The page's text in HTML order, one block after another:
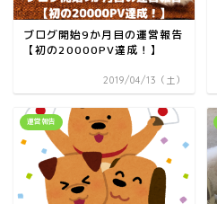
ブログ開始9か月目の運営報告
【初の20000PV達成！】
2019/04/13（土）
運営報告